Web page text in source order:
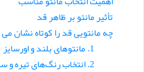
م
ی
ل
تأثیر مانتو بر ظاهر قد
چه مانتویی قد را کوتاه نشان
1. مانتوهای بلند و اورسایز
2. انتخاب رنگ‌های تیره و ساده